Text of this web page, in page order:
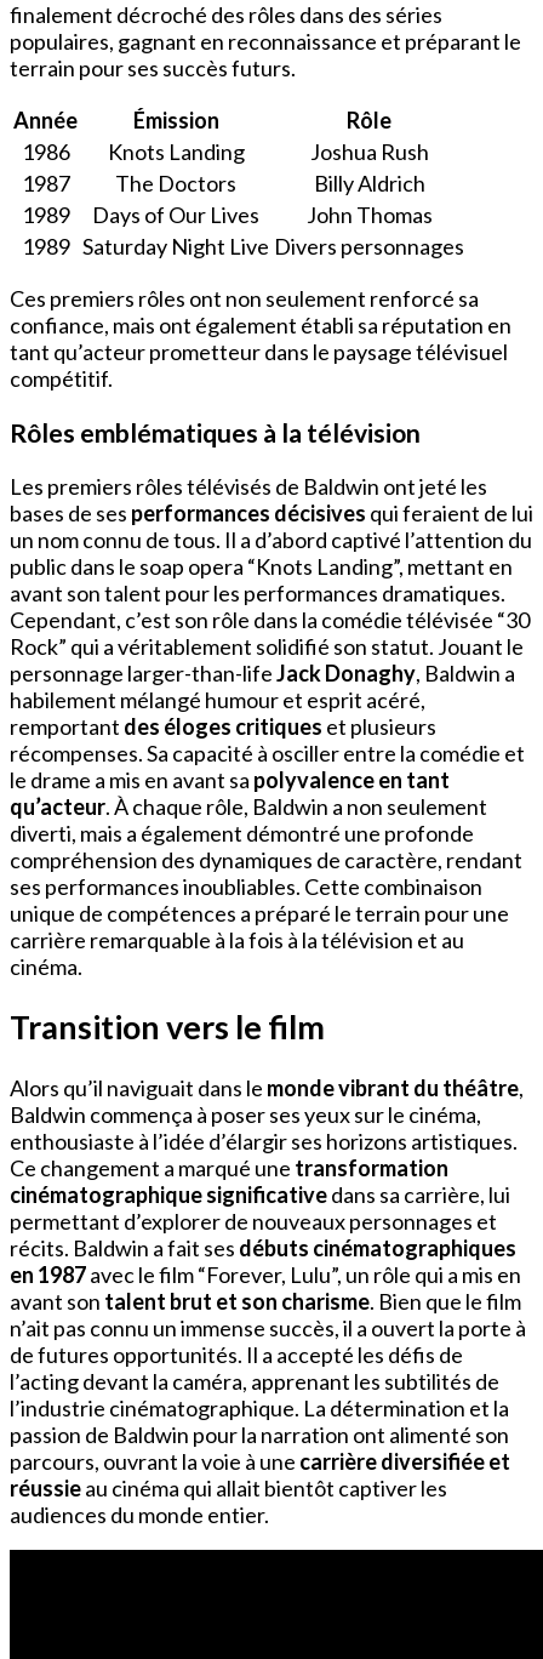
finalement décroché des rôles dans des séries
populaires, gagnant en reconnaissance et préparant le
terrain pour ses succès futurs.
Année
Émission
Rôle
1986
Knots Landing
Joshua Rush
1987
The Doctors
Billy Aldrich
1989
Days of Our Lives
John Thomas
1989 Saturday Night Live Divers personnages
Ces premiers rôles ont non seulement renforcé sa
confiance, mais ont également établi sa réputation en
tant qu’acteur prometteur dans le paysage télévisuel
compétitif.
Rôles emblématiques à la télévision
Les premiers rôles télévisés de Baldwin ont jeté les
bases de ses performances décisives qui feraient de lui
un nom connu de tous. Il a d’abord captivé l’attention du
public dans le soap opera “Knots Landing”, mettant en
avant son talent pour les performances dramatiques.
Cependant, c’est son rôle dans la comédie télévisée “30
Rock” qui a véritablement solidifié son statut. Jouant le
personnage larger-than-lifeJack Donaghy, Baldwin a
habilement mélangé humour et esprit acéré,
remportant des éloges critiques et plusieurs
récompenses. Sa capacité à osciller entre la comédie et
le drame a mis en avant sa polyvalence en tant
qu’acteur. À chaque rôle, Baldwin a non seulement
diverti, mais a également démontré une profonde
compréhension des dynamiques de caractère, rendant
ses performances inoubliables. Cette combinaison
unique de compétences a préparé le terrain pour une
carrière remarquable à la fois à la télévision et au
cinéma.
Transition vers le film
Alors qu’il naviguait dans le monde vibrant du théâtre,
Baldwin commença à poser ses yeux sur le cinéma,
enthousiaste à l’idée d’élargir ses horizons artistiques.
Ce changement a marqué une transformation
cinématographique significativedans sa carrière, lui
permettant d’explorer de nouveaux personnages et
récits. Baldwin a fait ses débuts cinématographiques
en 1987avec le film “Forever, Lulu”, un rôle qui a mis en
avant son talent brut et son charisme. Bien que le film
n’ait pas connu un immense succès, il a ouvert la porte à
de futures opportunités. Il a accepté les défis de
l’acting devant la caméra, apprenant les subtilités de
l’industrie cinématographique. La détermination et la
passion de Baldwin pour la narration ont alimenté son
parcours, ouvrant la voie à une carrière diversifiée et
réussieau cinéma qui allait bientôt captiver les
audiences du monde entier.